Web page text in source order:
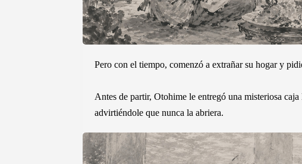
Pero con el tiempo, comenzó a extrañar su hogar y
Antes de partir, Otohime le entregó una misteriosa caja
advirtiéndole que nunca la abriera.